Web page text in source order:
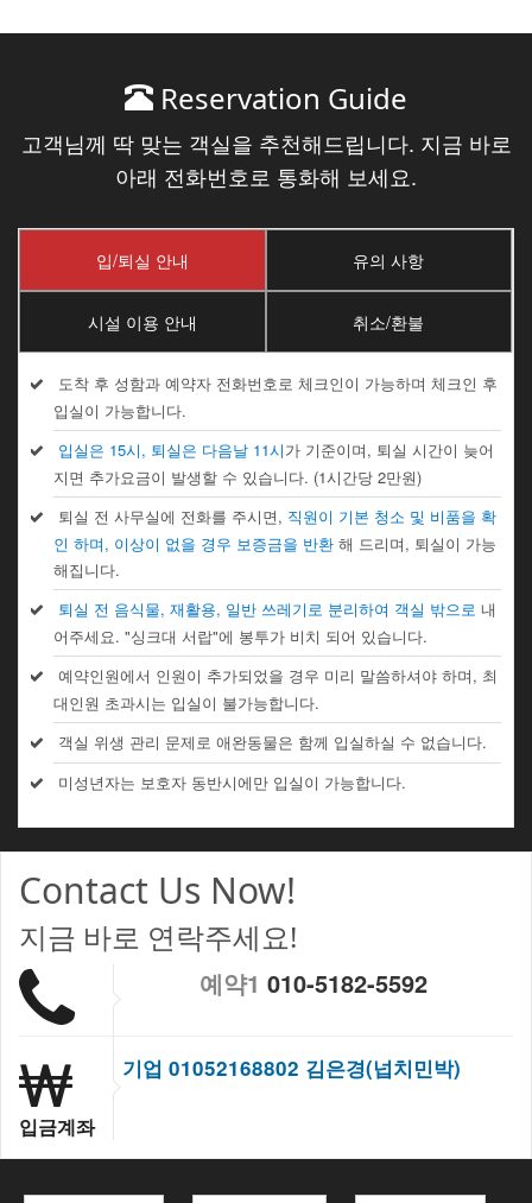
Reservation Guide
고객님께 딱 맞는 객실을 추천해드립니다. 지금 바로
아래 전화번호로 통화해 보세요.
입/퇴실 안내 유의 사항
시설 이용 안내 취소/환불
도착 후 성함과 예약자 전화번호로 체크인이 가능하며 체크인 후
입실이 가능합니다.
입실은 15시, 퇴실은 다음날 11시가 기준이며, 퇴실 시간이 늦어
지면 추가요금이 발생할 수 있습니다. (1시간당 2만원)
퇴실 전 사무실에 전화를 주시면, 직원이 기본 청소 및 비품을 확
인 하며, 이상이 없을 경우 보증금을 반환해 드리며, 퇴실이 가능
해집니다.
퇴실 전 음식물, 재활용, 일반 쓰레기로 분리하여 객실 밖으로 내
어주세요. "싱크대 서랍"에 봉투가 비치 되어 있습니다.
예약인원에서 인원이 추가되었을 경우 미리 말씀하셔야 하며, 최
대인원 초과시는 입실이 불가능합니다.
객실 위생 관리 문제로 애완동물은 함께 입실하실 수 없습니다.
미성년자는 보호자 동반시에만 입실이 가능합니다.
Contact Us Now!
지금 바로 연락주세요!
예약1 010-5182-5592
입금계좌
기업 01052168802 김은경(넙치민박)